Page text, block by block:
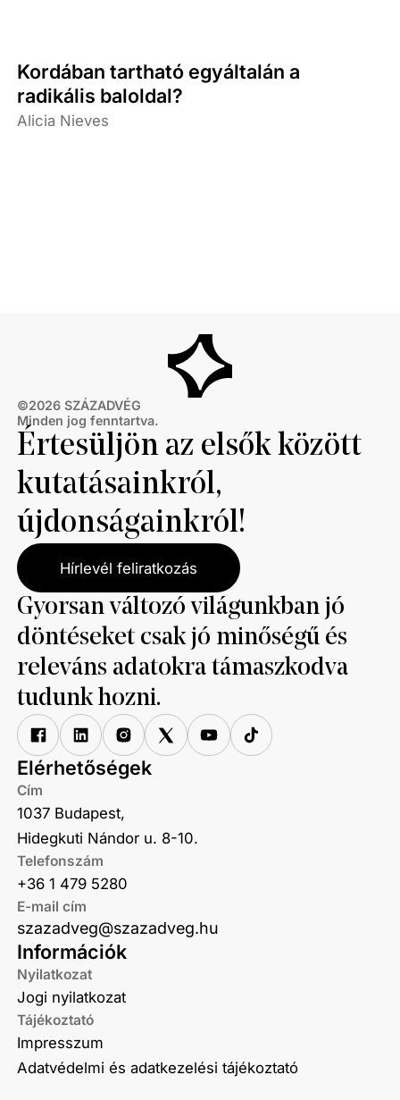
Kordában tartható egyáltalán a
radikális baloldal?
Alicia Nieves
©2026 SZÁZADVÉG
Minden jog fenntartva.
Értesüljön az elsők között
kutatásainkról,
újdonságainkról!
Hírlevél feliratkozás
Gyorsan változó világunkban jó
döntéseket csak jó minőségű és
releváns adatokra támaszkodva
tudunk hozni.
Információk
Nyilatkozat
Jogi nyilatkozat
Tájékoztató
Impresszum
Adatvédelmi és adatkezelési tájékoztató
Elérhetőségek
Cím
1037 Budapest,
Hidegkuti Nándor u. 8-10.
Telefonszám
+36 1 479 5280
E-mail cím
szazadveg@szazadveg.hu